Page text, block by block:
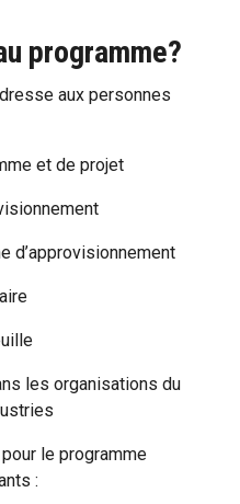
programme?
aux personnes
et de projet
d’approvisionnement
les organisations du
le programme
: